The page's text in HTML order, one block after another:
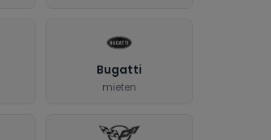
Bugatti
mieten